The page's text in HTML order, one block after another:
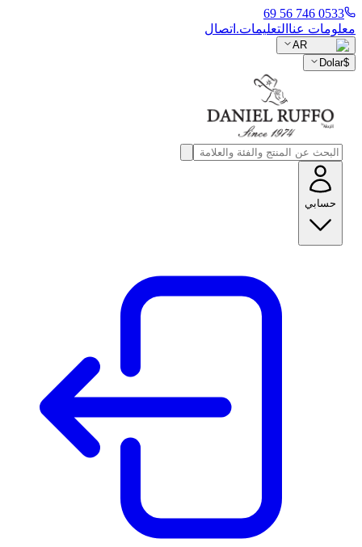
0533 746 56 69
معلومات عنا التعليمات. اتصال
AR
$
Dolar
حسابي